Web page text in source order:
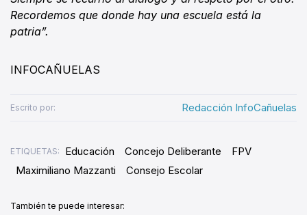
Recordemos que donde hay una escuela está la
patria”.
INFOCAÑUELAS
Escrito por: Redacción InfoCañuelas
ETIQUETAS: Educación Concejo Deliberante
FPV
Maximiliano Mazzanti
Consejo Escolar
También te puede interesar: